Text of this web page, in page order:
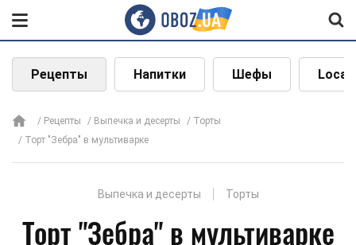
Рецепты Напитки Шефы Local
Рецепты Выпечка и десерты
Торты
Торт "Зебра" в мультиварке
Выпечка и десерты Торты
Торт "Зебра" в мультиварке